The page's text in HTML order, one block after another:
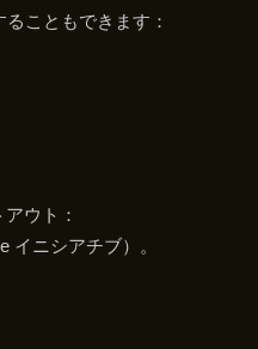
こともできます：
ウト：
イニシアチブ）。